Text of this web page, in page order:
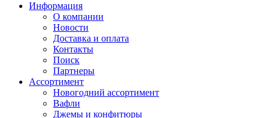
Информация
О компании
Новости
Доставка и оплата
Контакты
Поиск
Партнеры
Ассортимент
Новогодний ассортимент
Вафли
Джемы и конфитюры